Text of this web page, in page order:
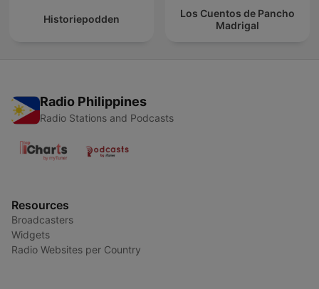
Historiepodden
Los Cuentos de Pancho
Madrigal
Radio Philippines
Radio Stations and Podcasts
Resources
Broadcasters
Widgets
Radio Websites per Country